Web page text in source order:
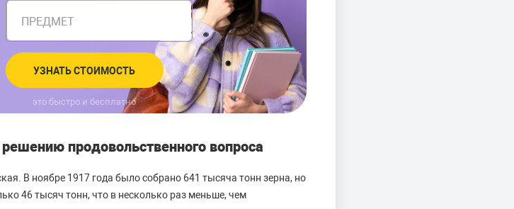
ПРЕДМЕТ
УЗНАТЬ СТОИМОСТЬ
это быстро и бесплатно
продовольственного вопроса
В ноябре 1917 года было собрано 641 тысяча тонн зерна, но
46 тысяч тонн, что в несколько раз меньше, чем